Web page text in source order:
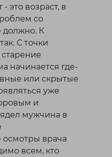
это возраст, в
со
должно. К
С точки
начинается где-
или скрытые
уже
и
мужчина в
осмотры врача
всем, кто